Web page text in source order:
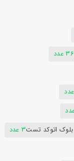
36 عدد
بلوک اتوکد تست3 عدد